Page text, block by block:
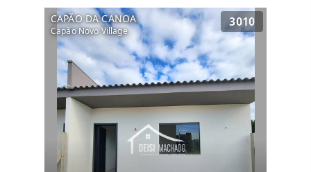
CAPÃO DA CANOA
Capão Novo Village
3010